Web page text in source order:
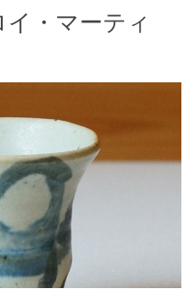
・マーティ